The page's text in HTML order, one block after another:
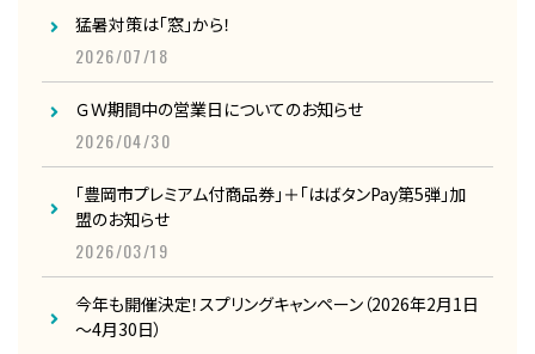
猛暑対策は「窓」から！
2026/07/18
ＧＷ期間中の営業日についてのお知らせ
2026/04/30
「豊岡市プレミアム付商品券」＋「はばタンPay第5弾」加
盟のお知らせ
2026/03/19
今年も開催決定！スプリングキャンペーン（2026年2月1日
～4月30日）